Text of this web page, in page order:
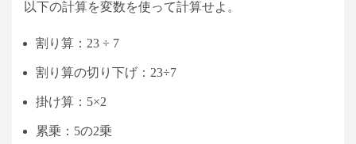
以下の計算を変数を使って計算せよ。
割り算：23 ÷ 7
割り算の切り下げ：23÷7
掛け算：5×2
累乗：5の2乗